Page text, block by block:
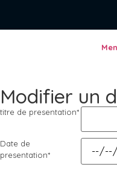
Modifier un
titre de presentation*
Date de
presentation*